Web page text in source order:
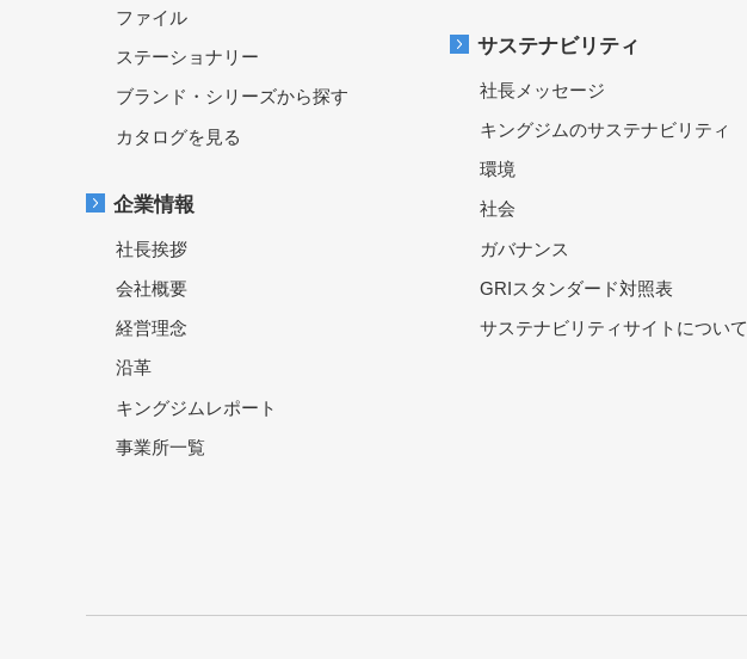
ファイル
ステーショナリー
ブランド・シリーズから探す
カタログを見る
企業情報
社長挨拶
会社概要
経営理念
沿革
キングジムレポート
事業所一覧
サステナビリティ
社長メッセージ
キングジムのサステナビリティ
環境
社会
ガバナンス
GRIスタンダード対照表
サステナビリティサイトについて